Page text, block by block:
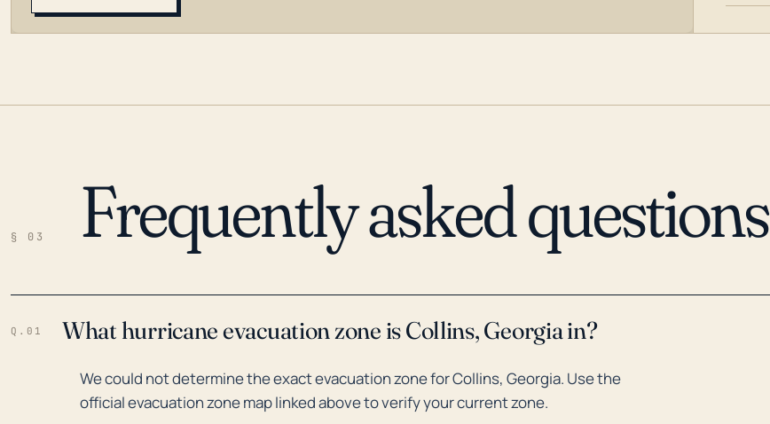
§ 03 Frequently asked questions
Q.01 What hurricane evacuation zone is Collins, Georgia in?
We could not determine the exact evacuation zone for Collins, Georgia. Use the
official evacuation zone map linked above to verify your current zone.